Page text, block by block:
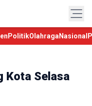
PolitikOlahraga Nasional
Kota Selasa